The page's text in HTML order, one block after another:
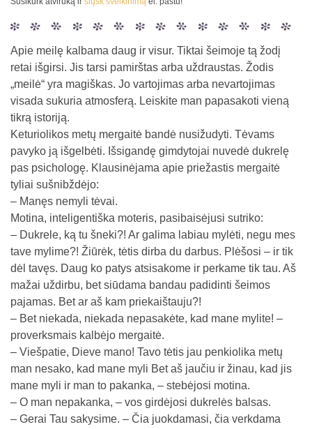
Apie meilę kalbama daug ir visur. Tiktai šeimoje tą žodį
retai išgirsi. Jis tarsi pamirštas arba uždraustas. Žodis
„meilė“ yra magiškas. Jo vartojimas arba nevartojimas
visada sukuria atmosferą. Leiskite man papasakoti vieną
tikrą istoriją.
Keturiolikos metų mergaitė bandė nusižudyti. Tėvams
pavyko ją išgelbėti. Išsigandę gimdytojai nuvedė dukrelę
pas psichologę. Klausinėjama apie priežastis mergaitė
tyliai sušnibždėjo:
– Manęs nemyli tėvai.
Motina, inteligentiška moteris, pasibaisėjusi sutriko:
– Dukrele, ką tu šneki?! Ar galima labiau mylėti, negu mes
tave mylime?! Žiūrėk, tėtis dirba du darbus. Plėšosi – ir tik
dėl tavęs. Daug ko patys atsisakome ir perkame tik tau. Aš
mažai uždirbu, bet siūdama bandau padidinti šeimos
pajamas. Bet ar aš kam priekaištauju?!
– Bet niekada, niekada nepasakėte, kad mane mylite! –
proverksmais kalbėjo mergaitė.
– Viešpatie, Dieve mano! Tavo tėtis jau penkiolika metų
man nesako, kad mane myli Bet aš jaučiu ir žinau, kad jis
mane myli ir man to pakanka, – stebėjosi motina.
– O man nepakanka, – vos girdėjosi dukrelės balsas.
– Gerai Tau sakysime. – Čia juokdamasi, čia verkdama